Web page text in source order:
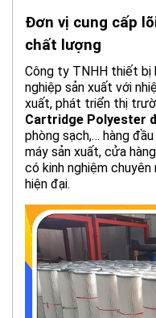
Đơn vị cung cấp
chất lượng
Công ty TNHH thiết bị
nghiệp sản xuất với
xuất, phát triển thị
Cartridge Polyester
phòng sạch,… hàng
máy sản xuất, cửa
có kinh nghiệm
hiện đại.